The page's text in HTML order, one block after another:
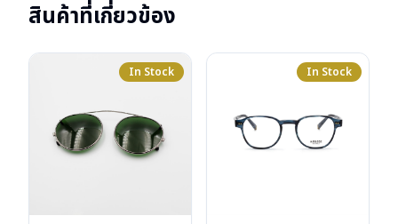
สินค้าที่เกี่ยวข้อง
In Stock In Stock